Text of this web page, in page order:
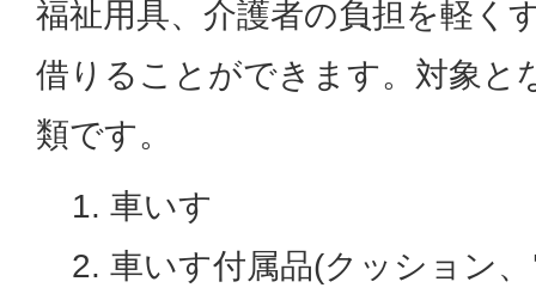
福祉用具、介護者の負担を軽く
借りることができます。対象と
類です。
車いす
車いす付属品(クッション